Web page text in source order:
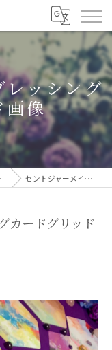
レッシング
画像
セントジャーメインブレッシングカードグリッド画像
カードグリッド